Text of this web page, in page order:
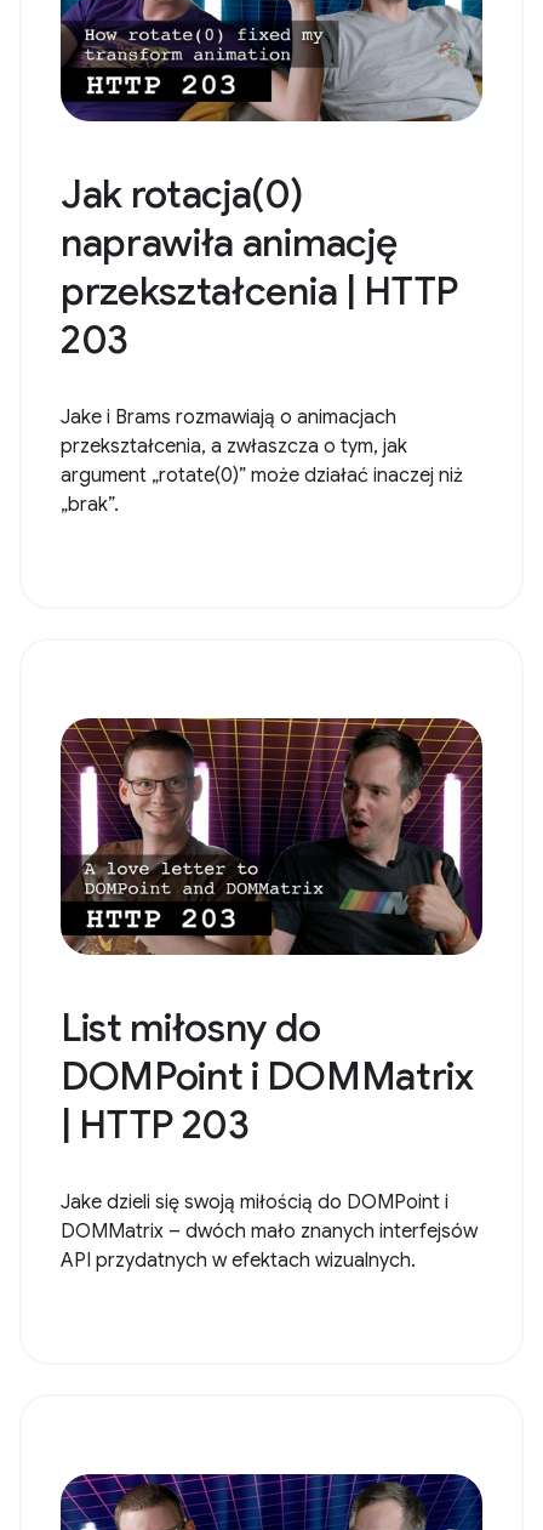
Jak rotacja(0)
naprawiła animację
przekształcenia | HTTP
203
Jake i Brams rozmawiają o animacjach
przekształcenia, a zwłaszcza o tym, jak
argument „rotate(0)” może działać inaczej niż
„brak”.
List miłosny do
DOMPoint i DOMMatrix
| HTTP 203
Jake dzieli się swoją miłością do DOMPoint i
DOMMatrix – dwóch mało znanych interfejsów
API przydatnych w efektach wizualnych.